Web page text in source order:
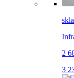
2
3